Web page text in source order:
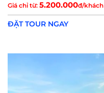
Giá chỉ từ: 5.200.000đ/khách
ĐẶT TOUR NGAY